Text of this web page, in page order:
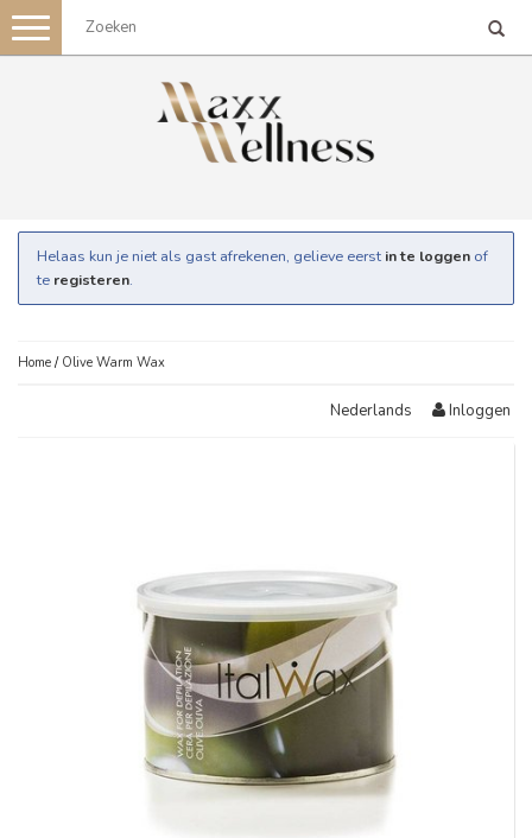
Toggle
navigation
Helaas kun je niet als gast afrekenen, gelieve eerst in te loggen of
te registeren.
Home / Olive Warm Wax
Nederlands Inloggen